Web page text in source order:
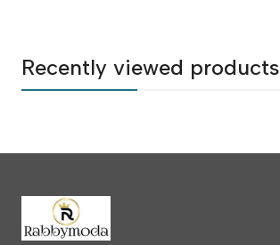
Recently viewed products